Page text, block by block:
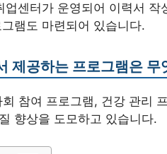
센터가 운영되어 이력서
램도 마련되어 있습니다.
제공하는 프로그램은 무
참여 프로그램, 건강 관리
향상을 도모하고 있습니다.